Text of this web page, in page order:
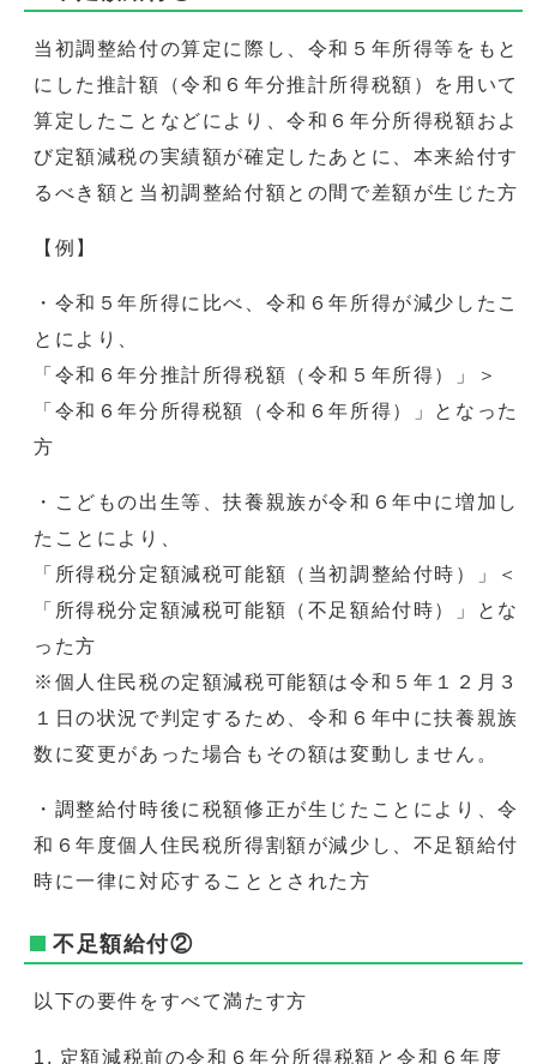
当初調整給付の算定に際し、令和５年所得等をもと
にした推計額（令和６年分推計所得税額）を用いて
算定したことなどにより、令和６年分所得税額およ
び定額減税の実績額が確定したあとに、本来給付す
るべき額と当初調整給付額との間で差額が生じた方
【例】
・令和５年所得に比べ、令和６年所得が減少したこ
とにより、
「令和６年分推計所得税額（令和５年所得）」＞
「令和６年分所得税額（令和６年所得）」となった
方
・こどもの出生等、扶養親族が令和６年中に増加し
たことにより、
「所得税分定額減税可能額（当初調整給付時）」＜
「所得税分定額減税可能額（不足額給付時）」とな
った方
※個人住民税の定額減税可能額は令和５年１２月３
１日の状況で判定するため、令和６年中に扶養親族
数に変更があった場合もその額は変動しません。
・調整給付時後に税額修正が生じたことにより、令
和６年度個人住民税所得割額が減少し、不足額給付
時に一律に対応することとされた方
不足額給付②
以下の要件をすべて満たす方
定額減税前の令和６年分所得税額と令和６年度